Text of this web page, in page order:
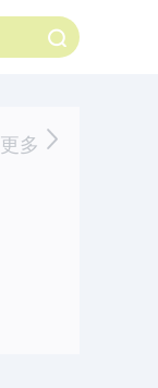
更多